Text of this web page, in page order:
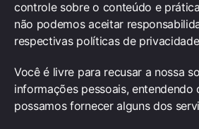
controle sobre o conteúdo e
não podemos aceitar
respectivas políticas de
Você é livre para recusar a nossa
informações pessoais, entendendo
possamos fornecer alguns dos